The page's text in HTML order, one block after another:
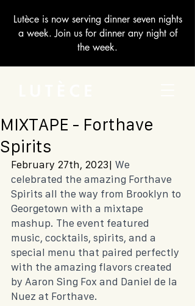
Lutèce is now serving dinner seven nights
a week. Join us for dinner any night of
the week.
MIXTAPE - Forthave
Spirits
February 27th, 2023| We
celebrated the amazing Forthave
Spirits all the way from Brooklyn to
Georgetown with a mixtape
mashup. The event featured
music, cocktails, spirits, and a
special menu that paired perfectly
with the amazing flavors created
by Aaron Sing Fox and Daniel de la
Nuez at Forthave.